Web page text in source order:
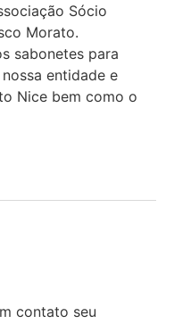
Sócio
Morato.
sabonetes para
entidade e
Nice bem como o
contato seu